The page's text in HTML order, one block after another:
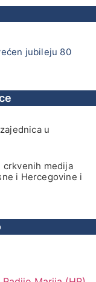
jubileju 80
u
crkvenih medija
i Hercegovine i